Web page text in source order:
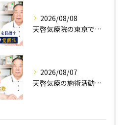
2026/08/08
天啓気療院の東京で難病施術に気功で寛解を目指すクンダリニーチャクラ覚醒法
2026/08/07
天啓気療の施術活動で得られる効果や体験談と好転反応の実際